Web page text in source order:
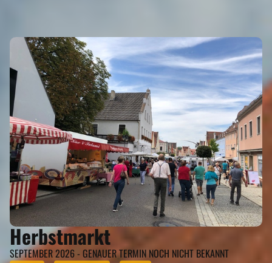
Herbstmarkt
SEPTEMBER 2026 - GENAUER TERMIN NOCH NICHT BEKANNT